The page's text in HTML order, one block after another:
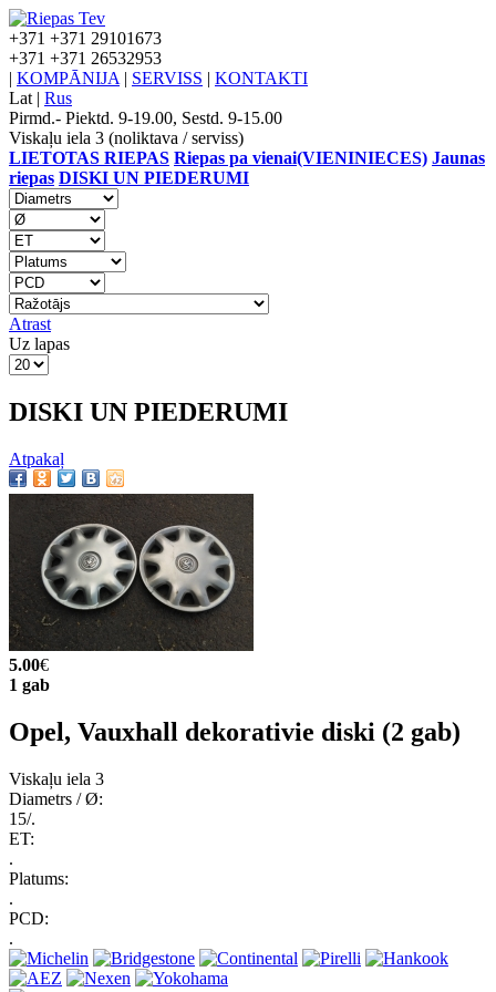
+371 +371 29101673
+371 +371 26532953
| KOMPĀNIJA | SERVISS | KONTAKTI
Lat | Rus
Pirmd.- Piektd. 9-19.00, Sestd. 9-15.00
Viskaļu iela 3 (noliktava / serviss)
LIETOTAS RIEPAS Riepas pa vienai(VIENINIECES) Jaunas
riepas DISKI UN PIEDERUMI
Atrast
Uz lapas
DISKI UN PIEDERUMI
Atpakaļ
5.00€
1 gab
Opel, Vauxhall dekorativie diski (2 gab)
Viskaļu iela 3
Diametrs / Ø:
15/.
ET:
.
Platums:
.
PCD:
.